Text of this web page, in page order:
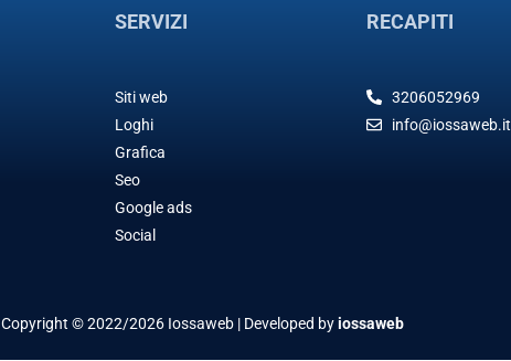
SERVIZI
Siti web
Loghi
Grafica
Seo
Google ads
Social
RECAPITI
3206052969
info@iossaweb.it
Copyright © 2022/2026 Iossaweb | Developed byiossaweb